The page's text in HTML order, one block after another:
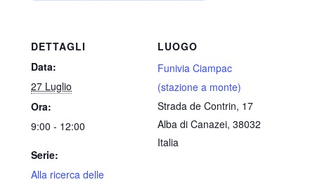
DETTAGLI
Data:
27 Luglio
Ora:
9:00 - 12:00
Serie:
Alla ricerca delle
LUOGO
Funivia Ciampac
(stazione a monte)
Strada de Contrin, 17
Alba di Canazei, 38032
Italia